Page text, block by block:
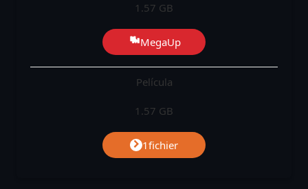
1.57 GB
MegaUp
Película
1.57 GB
1fichier